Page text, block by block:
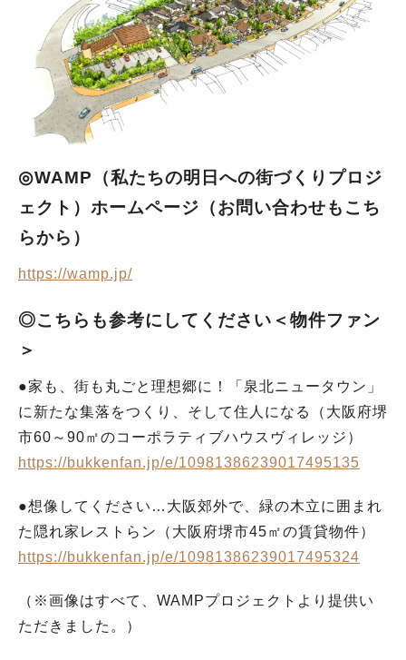
◎WAMP（私たちの明日への街づくりプロジ
ェクト）ホームページ（お問い合わせもこち
らから）
https://wamp.jp/
◎こちらも参考にしてください＜物件ファン
＞
●家も、街も丸ごと理想郷に！「泉北ニュータウン」
に新たな集落をつくり、そして住人になる（大阪府堺
市60～90㎡のコーポラティブハウスヴィレッジ）
https://bukkenfan.jp/e/10981386239017495135
●想像してください…大阪郊外で、緑の木立に囲まれ
た隠れ家レストらン（大阪府堺市45㎡の賃貸物件）
https://bukkenfan.jp/e/10981386239017495324
（※画像はすべて、WAMPプロジェクトより提供い
ただきました。）